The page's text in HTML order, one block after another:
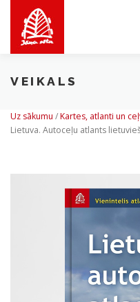
content
PAR MUMS
BALTICMAPS
VEIKALS
Uz sākumu /Kartes, atlanti un
Lietuva. Autoceļu atlants